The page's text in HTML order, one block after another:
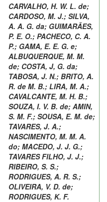
CARVALHO, H. W. L. de;
CARDOSO, M. J.; SILVA,
A. A. G. da; GUIMARÃES,
P. E. O.; PACHECO, C. A.
P.; GAMA, E. E. G. e;
ALBUQUERQUE, M. M.
de; COSTA, J, G. da;
TABOSA, J. N.; BRITO, A.
R. de M. B.; LIRA, M. A.;
CAVALCANTE, M. H. B.;
SOUZA, I. V. B. de; AMIN,
S. M. F.; SOUSA, E. M. de;
TAVARES, J. A.;
NASCIMENTO, M. M. A.
do; MACEDO, J. J. G.;
TAVARES FILHO, J. J.;
RIBEIRO, S. S.;
RODRIGUES, A. R. S.;
OLIVEIRA, V. D. de;
RODRIGUES, K. F.